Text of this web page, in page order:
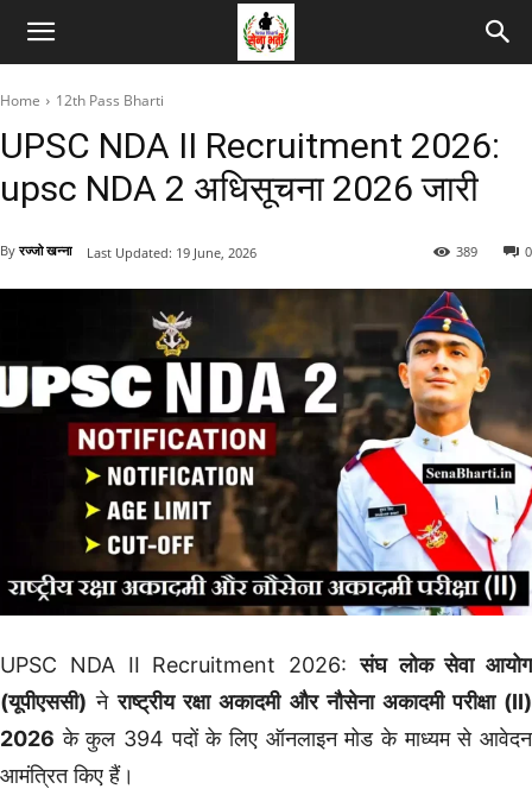
Home 12th Pass Bharti
UPSC NDA II Recruitment 2026:
upsc NDA 2 अधिसूचना 2026 जारी
By रज्जो खन्ना 0
389
Last Updated: 19 June, 2026
UPSC NDA II Recruitment 2026:संघ लोक सेवा आयोग
(यूपीएससी) नेराष्ट्रीय रक्षा अकादमी और नौसेना अकादमी परीक्षा (II)
2026 के कुल 394 पदों के लिए ऑनलाइन मोड के माध्यम से आवेदन
आमंत्रित किए हैं।